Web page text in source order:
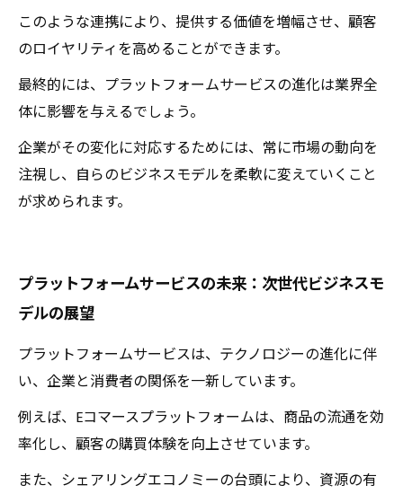
このような連携により、提供する価値を増幅させ、顧客
のロイヤリティを高めることができます。
最終的には、プラットフォームサービスの進化は業界全
体に影響を与えるでしょう。
企業がその変化に対応するためには、常に市場の動向を
注視し、自らのビジネスモデルを柔軟に変えていくこと
が求められます。
プラットフォームサービスの未来：次世代ビジネスモ
デルの展望
プラットフォームサービスは、テクノロジーの進化に伴
い、企業と消費者の関係を一新しています。
例えば、Eコマースプラットフォームは、商品の流通を効
率化し、顧客の購買体験を向上させています。
また、シェアリングエコノミーの台頭により、資源の有